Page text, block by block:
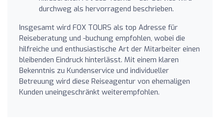
durchweg als hervorragend beschrieben.
Insgesamt wird FOX TOURS als top Adresse für
Reiseberatung und -buchung empfohlen, wobei die
hilfreiche und enthusiastische Art der Mitarbeiter einen
bleibenden Eindruck hinterlässt. Mit einem klaren
Bekenntnis zu Kundenservice und individueller
Betreuung wird diese Reiseagentur von ehemaligen
Kunden uneingeschränkt weiterempfohlen.